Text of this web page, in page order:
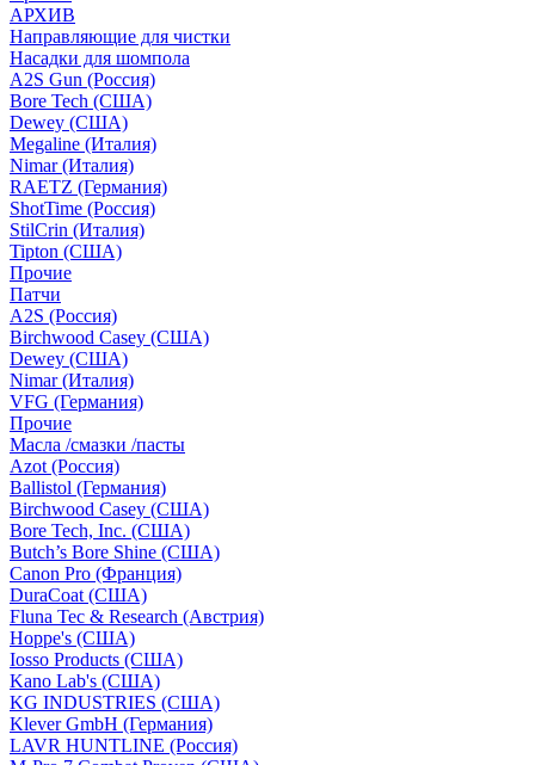
АРХИВ
Направляющие для чистки
Насадки для шомпола
A2S Gun (Россия)
Bore Tech (США)
Dewey (США)
Megaline (Италия)
Nimar (Италия)
RAETZ (Германия)
ShotTime (Россия)
StilCrin (Италия)
Tipton (США)
Прочие
Патчи
A2S (Россия)
Birchwood Casey (США)
Dewey (США)
Nimar (Италия)
VFG (Германия)
Прочие
Масла /смазки /пасты
Azot (Россия)
Ballistol (Германия)
Birchwood Casey (США)
Bore Tech, Inc. (США)
Butch’s Bore Shine (СШA)
Canon Pro (Франция)
DuraCoat (США)
Fluna Tec & Research (Австрия)
Hoppe's (США)
Iosso Products (США)
Kano Lab's (США)
KG INDUSTRIES (США)
Klever GmbH (Германия)
LAVR HUNTLINE (Россия)